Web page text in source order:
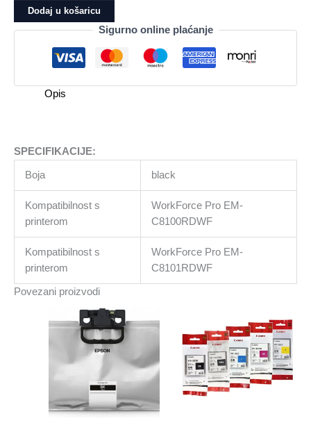
Tinta
EPSON
C810xR
količina
Dodaj u košaricu
Sigurno online plaćanje
Opis
SPECIFIKACIJE:
Boja black
Kompatibilnost s
printerom
WorkForce Pro EM-
C8100RDWF
Kompatibilnost s
printerom
WorkForce Pro EM-
C8101RDWF
Povezani proizvodi